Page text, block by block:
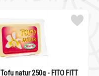
Tofu natur 250g - FITO FITT